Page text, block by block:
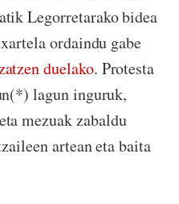
Legorretarako bidea
ordaindu gabe
duelako. Protesta
lagun inguruk,
mezuak zabaldu
artean eta baita